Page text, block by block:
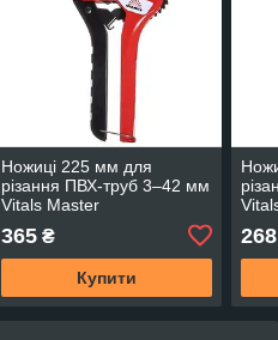
Ножиці 225 мм для
різання ПВХ-труб 3–42 мм
Vitals Master
365₴
Купити
268